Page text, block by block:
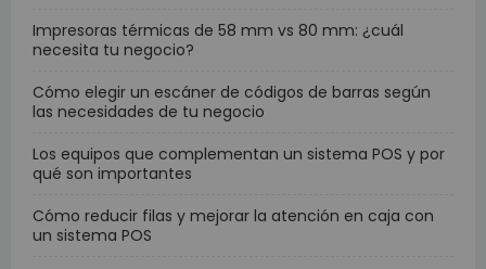
Impresoras térmicas de 58 mm vs 80 mm: ¿cuál
necesita tu negocio?
Cómo elegir un escáner de códigos de barras según
las necesidades de tu negocio
Los equipos que complementan un sistema POS y por
qué son importantes
Cómo reducir filas y mejorar la atención en caja con
un sistema POS